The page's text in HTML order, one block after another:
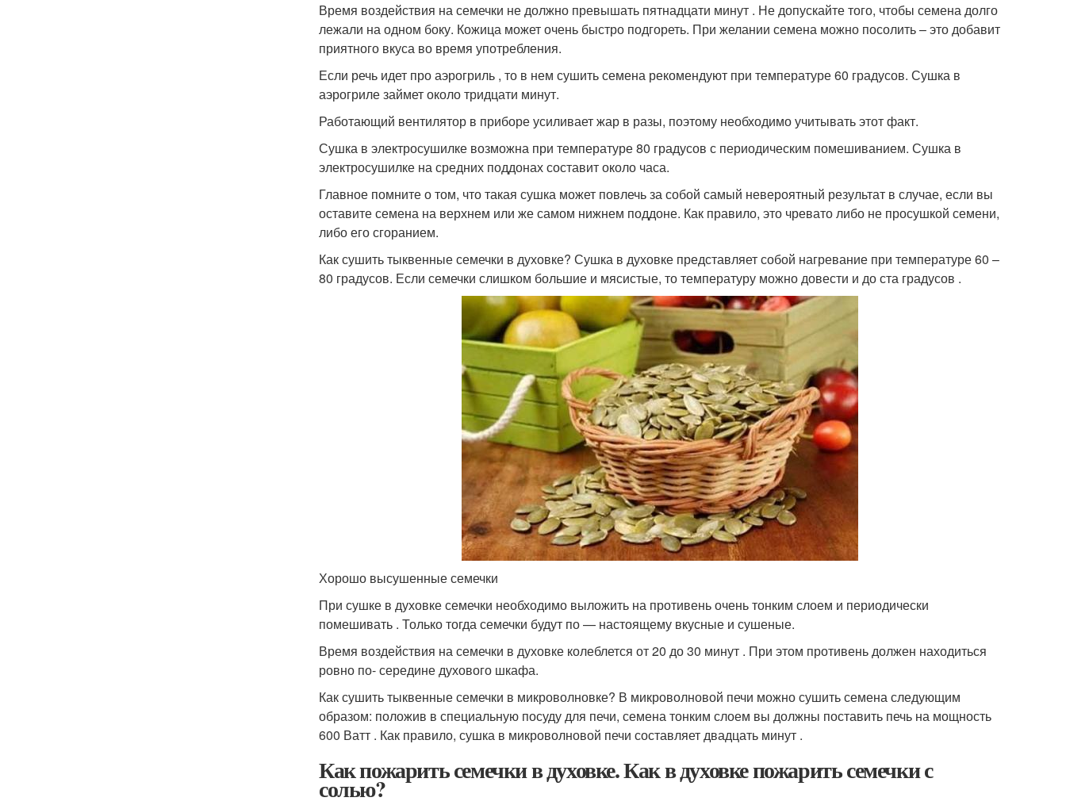
Время воздействия на семечки не должно превышать пятнадцати минут . Не допускайте того, чтобы семена долго
лежали на одном боку. Кожица может очень быстро подгореть. При желании семена можно посолить – это добавит
приятного вкуса во время употребления.
Если речь идет про аэрогриль , то в нем сушить семена рекомендуют при температуре 60 градусов. Сушка в
аэрогриле займет около тридцати минут.
Работающий вентилятор в приборе усиливает жар в разы, поэтому необходимо учитывать этот факт.
Сушка в электросушилке возможна при температуре 80 градусов с периодическим помешиванием. Сушка в
электросушилке на средних поддонах составит около часа.
Главное помните о том, что такая сушка может повлечь за собой самый невероятный результат в случае, если вы
оставите семена на верхнем или же самом нижнем поддоне. Как правило, это чревато либо не просушкой семени,
либо его сгоранием.
Как сушить тыквенные семечки в духовке? Сушка в духовке представляет собой нагревание при температуре 60 –
80 градусов. Если семечки слишком большие и мясистые, то температуру можно довести и до ста градусов .
Хорошо высушенные семечки
При сушке в духовке семечки необходимо выложить на противень очень тонким слоем и периодически
помешивать . Только тогда семечки будут по — настоящему вкусные и сушеные.
Время воздействия на семечки в духовке колеблется от 20 до 30 минут . При этом противень должен находиться
ровно по- середине духового шкафа.
Как сушить тыквенные семечки в микроволновке? В микроволновой печи можно сушить семена следующим
образом: положив в специальную посуду для печи, семена тонким слоем вы должны поставить печь на мощность
600 Ватт . Как правило, сушка в микроволновой печи составляет двадцать минут .
Как пожарить семечки в духовке. Как в духовке пожарить семечки с
солью?